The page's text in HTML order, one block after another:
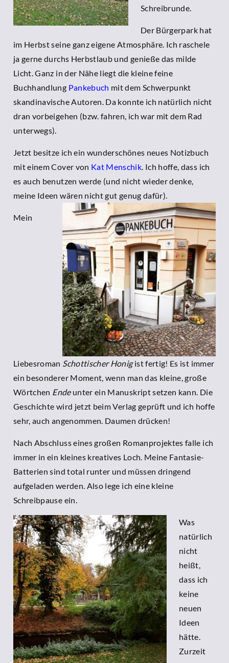
Schreibrunde.
Der Bürgerpark hat
im Herbst seine ganz eigene Atmosphäre. Ich raschele
ja gerne durchs Herbstlaub und genieße das milde
Licht. Ganz in der Nähe liegt die kleine feine
Buchhandlung Pankebuch mit dem Schwerpunkt
skandinavische Autoren. Da konnte ich natürlich nicht
dran vorbeigehen (bzw. fahren, ich war mit dem Rad
unterwegs).
Jetzt besitze ich ein wunderschönes neues Notizbuch
mit einem Cover von Kat Menschik. Ich hoffe, dass ich
es auch benutzen werde (und nicht wieder denke,
meine Ideen wären nicht gut genug dafür).
Mein
Liebesroman Schottischer Honigist fertig! Es ist immer
ein besonderer Moment, wenn man das kleine, große
Wörtchen Endeunter ein Manuskript setzen kann. Die
Geschichte wird jetzt beim Verlag geprüft und ich hoffe
sehr, auch angenommen. Daumen drücken!
Nach Abschluss eines großen Romanprojektes falle ich
immer in ein kleines kreatives Loch. Meine Fantasie-
Batterien sind total runter und müssen dringend
aufgeladen werden. Also lege ich eine kleine
Schreibpause ein.
Was
natürlich
nicht
heißt,
dass ich
keine
neuen
Ideen
hätte.
Zurzeit